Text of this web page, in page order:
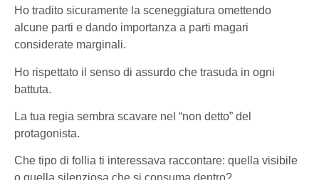
Ho tradito sicuramente la sceneggiatura omettendo
alcune parti e dando importanza a parti magari
considerate marginali.
Ho rispettato il senso di assurdo che trasuda in ogni
battuta.
La tua regia sembra scavare nel “non detto” del
protagonista.
Che tipo di follia ti interessava raccontare: quella visibile